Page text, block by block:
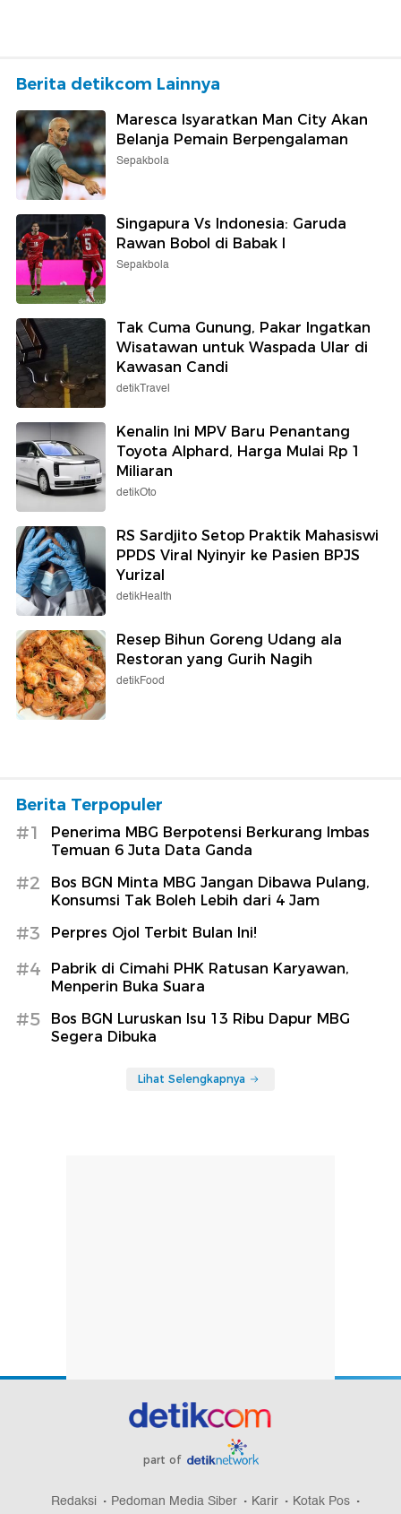
Berita detikcom Lainnya
Maresca Isyaratkan Man City Akan
Belanja Pemain Berpengalaman
Sepakbola
Singapura Vs Indonesia: Garuda
Rawan Bobol di Babak I
Sepakbola
Tak Cuma Gunung, Pakar Ingatkan
Wisatawan untuk Waspada Ular di
Kawasan Candi
detikTravel
Kenalin Ini MPV Baru Penantang
Toyota Alphard, Harga Mulai Rp 1
Miliaran
detikOto
RS Sardjito Setop Praktik Mahasiswi
PPDS Viral Nyinyir ke Pasien BPJS
Yurizal
detikHealth
Resep Bihun Goreng Udang ala
Restoran yang Gurih Nagih
detikFood
Berita Terpopuler
#1
Penerima MBG Berpotensi Berkurang Imbas
Temuan 6 Juta Data Ganda
#2
Bos BGN Minta MBG Jangan Dibawa Pulang,
Konsumsi Tak Boleh Lebih dari 4 Jam
#3 Perpres Ojol Terbit Bulan Ini!
#4
Pabrik di Cimahi PHK Ratusan Karyawan,
Menperin Buka Suara
#5
Bos BGN Luruskan Isu 13 Ribu Dapur MBG
Segera Dibuka
Lihat Selengkapnya
part of
Redaksi Pedoman Media Siber Karir Kotak Pos